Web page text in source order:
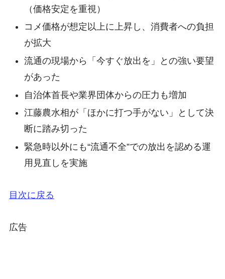
（価格安定を重視）
コメ価格が想定以上に上昇し、消費者への負担
が拡大
流通の現場から「今すぐ放出を」との強い要望
があった
自治体首長や業界団体からの圧力も増加
江藤農水相が「ほかに打つ手がない」として決
断に踏み切った
緊急時以外にも“流通不全”での放出を認める運
用見直しを実施
目次に戻る
広告